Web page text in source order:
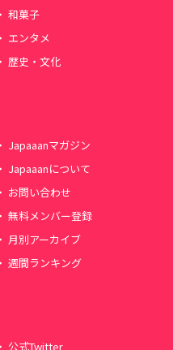
和菓子
エンタメ
歴史・文化
Japaaanマガジン
Japaaanについて
お問い合わせ
無料メンバー登録
月別アーカイブ
週間ランキング
公式Twitter